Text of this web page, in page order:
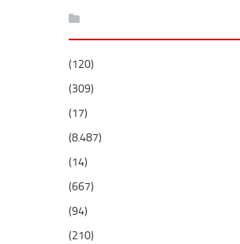
(120)
(309)
(17)
(8٬487)
(14)
(667)
(94)
(210)